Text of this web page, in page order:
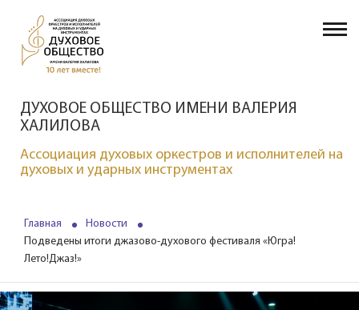
ДУХОВОЕ ОБЩЕСТВО ИМЕНИ ВАЛЕРИЯ
ХАЛИЛОВА
Ассоциация духовых оркестров и исполнителей на
духовых и ударных инструментах
Главная
Новости
Подведены итоги джазово-духового фестиваля «Югра!
Лето!Джаз!»